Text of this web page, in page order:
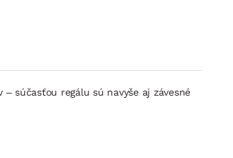
súčasťou regálu sú navyše aj závesné